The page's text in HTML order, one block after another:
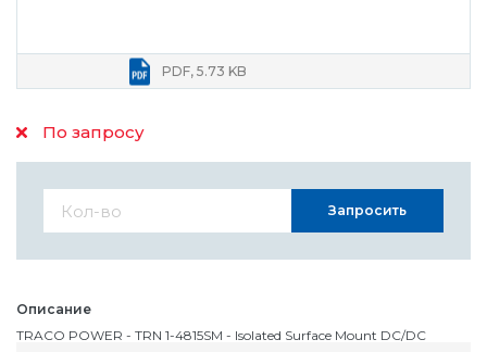
По запросу
PDF, 5.73 KB
Описание
TRACO POWER - TRN 1-4815SM - Isolated Surface Mount DC/DC
Запросить